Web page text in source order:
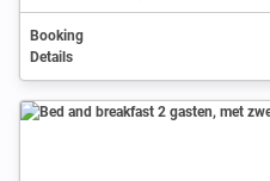
Booking
Details